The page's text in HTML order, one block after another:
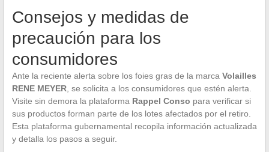
Consejos y medidas de
precaución para los
consumidores
Ante la reciente alerta sobre los foies gras de la marca Volailles
RENE MEYER, se solicita a los consumidores que estén alerta.
Visite sin demora la plataforma Rappel Conso para verificar si
sus productos forman parte de los lotes afectados por el retiro.
Esta plataforma gubernamental recopila información actualizada
y detalla los pasos a seguir.